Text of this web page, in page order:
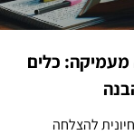
מעמיקה: כלים
להצלחה